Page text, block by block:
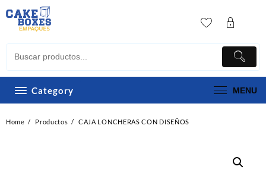
to
content
Category MENU
Home Productos CAJA LONCHERAS CON DISEÑOS